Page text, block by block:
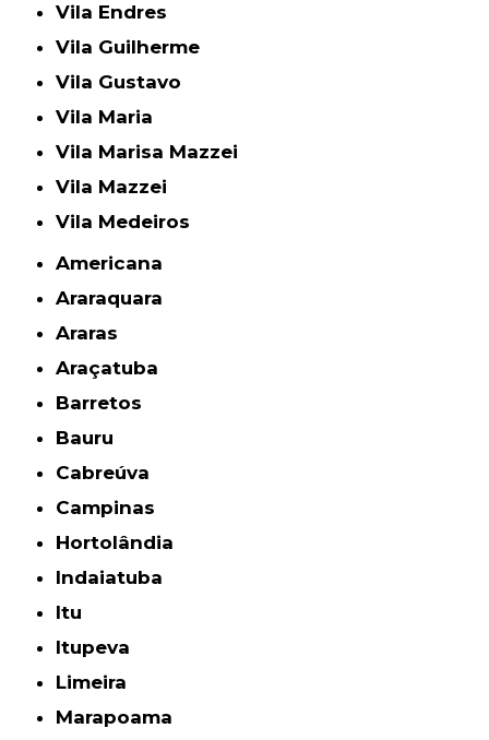
Vila Endres
Vila Guilherme
Vila Gustavo
Vila Maria
Vila Marisa Mazzei
Vila Mazzei
Vila Medeiros
Americana
Araraquara
Araras
Araçatuba
Barretos
Bauru
Cabreúva
Campinas
Hortolândia
Indaiatuba
Itu
Itupeva
Limeira
Marapoama